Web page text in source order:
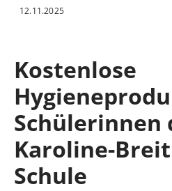
12.11.2025
Kostenlose
Schülerinnen
Karoline-
Schule